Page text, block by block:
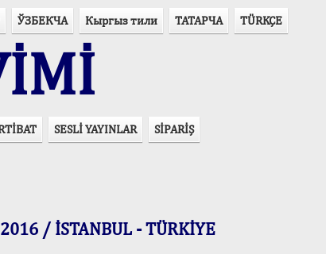
ЎЗБЕКЧА Кыргыз тили ТАТАРЧА TÜRKÇE
SESLİ YAYINLAR SİPARİŞ
/ İSTANBUL - TÜRKİYE